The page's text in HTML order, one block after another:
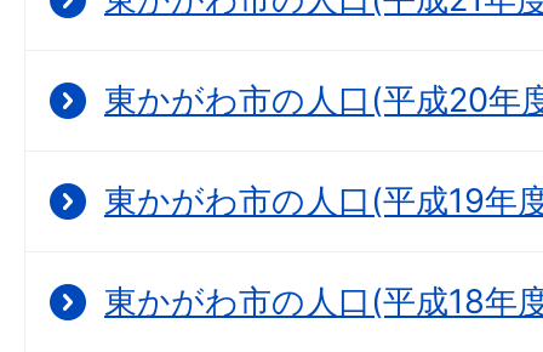
東かがわ市の人口(平成20年
東かがわ市の人口(平成19年
東かがわ市の人口(平成18年